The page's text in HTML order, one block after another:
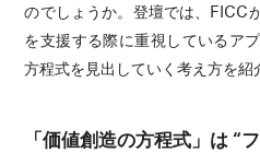
のでしょうか。登壇では、FICC
を支援する際に重視しているア
方程式を見出していく考え方を紹
「価値創造の方程式」は “